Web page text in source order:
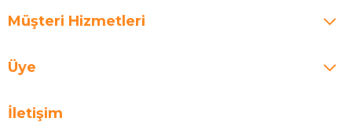
Müşteri Hizmetleri
Üye
İletişim